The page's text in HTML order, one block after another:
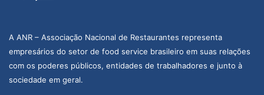
A ANR – Associação Nacional de Restaurantes representa
empresários do setor de food service brasileiro em suas relações
com os poderes públicos, entidades de trabalhadores e junto à
sociedade em geral.